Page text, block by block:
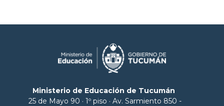
Ministerio de Educación de Tucumán
25 de Mayo 90 · 1º piso · Av. Sarmiento 850 -